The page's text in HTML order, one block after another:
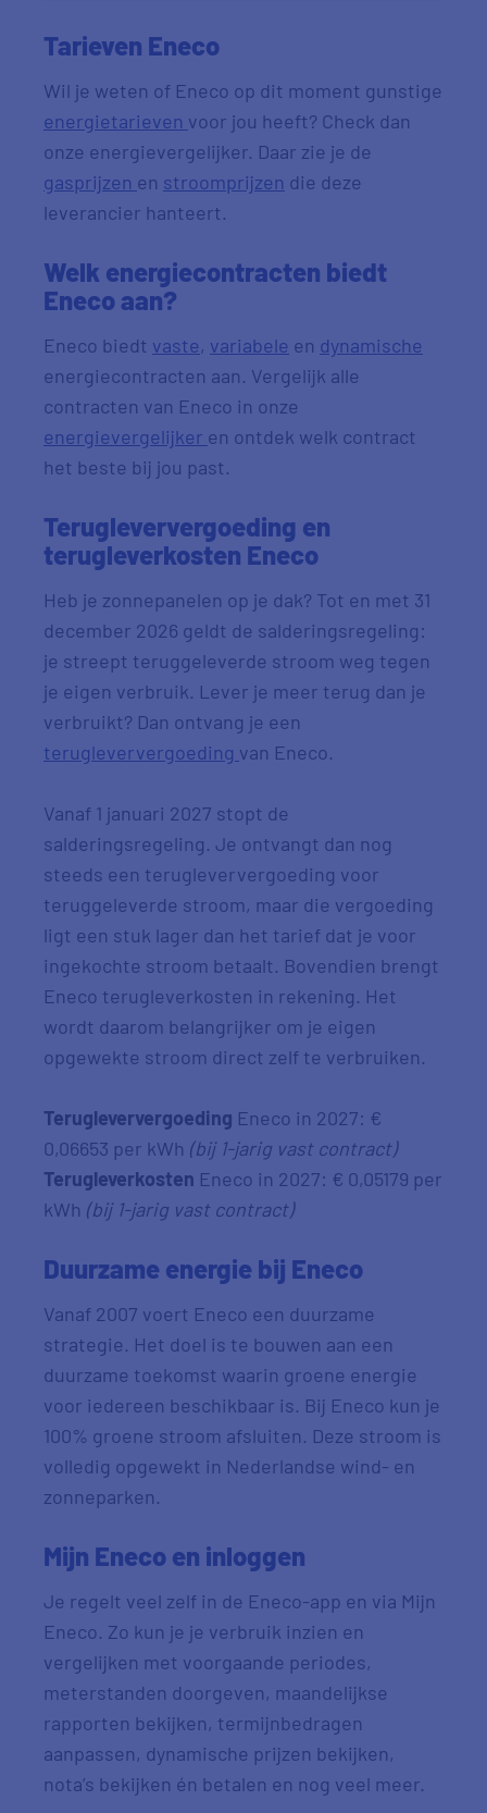
Tarieven Eneco
Wil je weten of Eneco op dit moment gunstige
energietarieven voor jou heeft? Check dan
onze energievergelijker. Daar zie je de
gasprijzen en stroomprijzen die deze
leverancier hanteert.
Welk energiecontracten biedt
Eneco aan?
Eneco biedt vaste, variabele en dynamische
energiecontracten aan. Vergelijk alle
contracten van Eneco in onze
energievergelijker en ontdek welk contract
het beste bij jou past.
Terugleververgoeding en
terugleverkosten Eneco
Heb je zonnepanelen op je dak? Tot en met 31
december 2026 geldt de salderingsregeling:
je streept teruggeleverde stroom weg tegen
je eigen verbruik. Lever je meer terug dan je
verbruikt? Dan ontvang je een
terugleververgoeding van Eneco.
Vanaf 1 januari 2027 stopt de
salderingsregeling. Je ontvangt dan nog
steeds een terugleververgoeding voor
teruggeleverde stroom, maar die vergoeding
ligt een stuk lager dan het tarief dat je voor
ingekochte stroom betaalt. Bovendien brengt
Eneco terugleverkosten in rekening. Het
wordt daarom belangrijker om je eigen
opgewekte stroom direct zelf te verbruiken.
Terugleververgoeding Eneco in 2027: €
0,06653 per kWh (bij 1-jarig vast contract)
Terugleverkosten Eneco in 2027: € 0,05179 per
kWh (bij 1-jarig vast contract)
Duurzame energie bij Eneco
Vanaf 2007 voert Eneco een duurzame
strategie. Het doel is te bouwen aan een
duurzame toekomst waarin groene energie
voor iedereen beschikbaar is. Bij Eneco kun je
100% groene stroom afsluiten. Deze stroom is
volledig opgewekt in Nederlandse wind- en
zonneparken.
Mijn Eneco en inloggen
Je regelt veel zelf in de Eneco-app en via Mijn
Eneco. Zo kun je je verbruik inzien en
vergelijken met voorgaande periodes,
meterstanden doorgeven, maandelijkse
rapporten bekijken, termijnbedragen
aanpassen, dynamische prijzen bekijken,
nota’s bekijken én betalen en nog veel meer.